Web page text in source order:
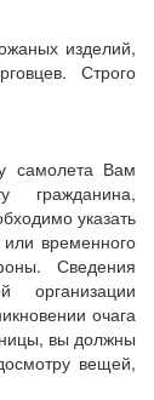
изделий,
Строго
самолета Вам
гражданина,
указать
временного
Сведения
организации
очага
вы должны
вещей,